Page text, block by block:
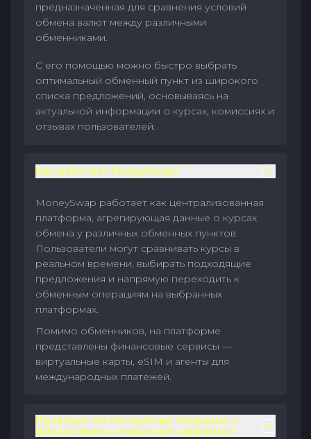
предназначенная для сравнения условий
обмена валют между различными
обменниками.
С его помощью можно быстро выбрать
оптимальный обменный пункт из широкого
списка предложений, основываясь на
актуальной информации о курсах, комиссиях и
отзывах пользователей.
Как работает MoneySwap?
MoneySwap работает как централизованная
платформа, агрегирующая данные о курсах
обмена у различных обменных пунктов.
Пользователи могут сравнивать курсы в
реальном времени, выбирать подходящие
предложения и напрямую переходить к
обменным операциям на выбранных
платформах.
Помимо обменников, на платформе
представлены финансовые сервисы —
виртуальные карты, eSIM и агенты для
международных платежей.
Проводит ли MoneySwap операции с
финансовыми сервисами напрямую?